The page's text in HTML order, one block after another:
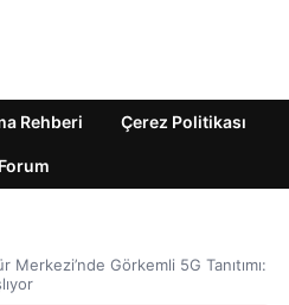
Rehberi Çerez Politikası
Forum
Görkemli 5G Tanıtımı: